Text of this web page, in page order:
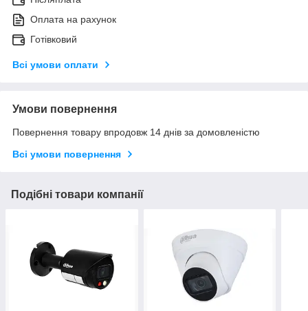
Оплата на рахунок
Готівковий
Всі умови оплати
Умови повернення
Повернення товару впродовж 14 днів за домовленістю
Всі умови повернення
Подібні товари компанії